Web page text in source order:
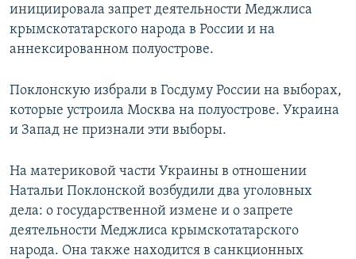
инициировала запрет деятельности Меджлиса
крымскотатарского народа в России и на
аннексированном полуострове.
Поклонскую избрали в Госдуму России на выборах,
которые устроила Москва на полуострове. Украина
и Запад не признали эти выборы.
На материковой части Украины в отношении
Натальи Поклонской возбудили два уголовных
дела: о государственной измене и о запрете
деятельности Меджлиса крымскотатарского
народа. Она также находится в санкционных